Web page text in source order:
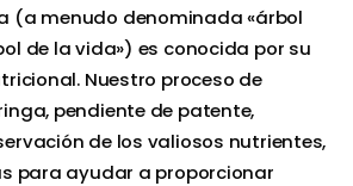
(a menudo denominada «árbol
de la vida») es conocida por su
Nuestro proceso de
pendiente de patente,
de los valiosos nutrientes,
para ayudar a proporcionar